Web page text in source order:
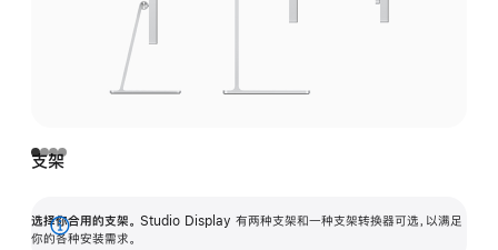
支架
选择你合用的支架。 Studio Display 有两种支架和一种支架转换器可选，以满足
你的各种安装需求。
展